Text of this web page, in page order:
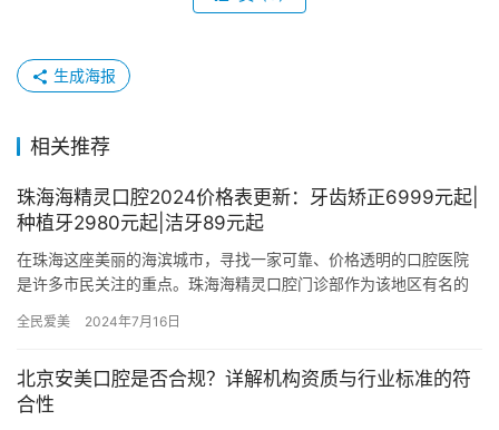
生成海报
相关推荐
珠海海精灵口腔2024价格表更新：牙齿矫正6999元起|
种植牙2980元起|洁牙89元起
在珠海这座美丽的海滨城市，寻找一家可靠、价格透明的口腔医院
是许多市民关注的重点。珠海海精灵口腔门诊部作为该地区有名的
广大患…
全民爱美 2024年7月16日
北京安美口腔是否合规？详解机构资质与行业标准的符
合性